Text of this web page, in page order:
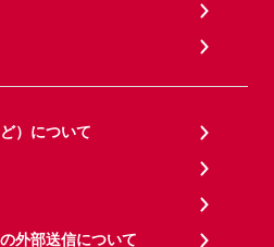
）について
外部送信について